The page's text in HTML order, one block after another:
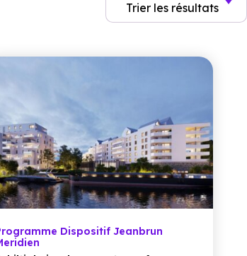
Trier les résultats
Dispositif Jeanbrun